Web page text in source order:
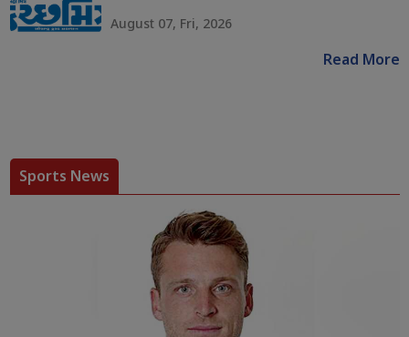
August 07, Fri, 2026
Read More
Sports News